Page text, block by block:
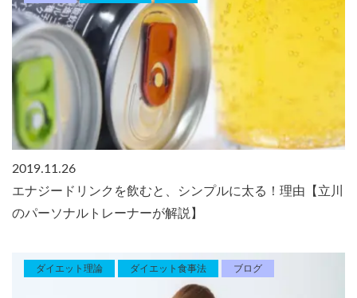
2019.11.26
エナジードリンクを飲むと、シンプルに太る！理由【立川
のパーソナルトレーナーが解説】
ダイエット理論 ダイエット食事法 ブログ